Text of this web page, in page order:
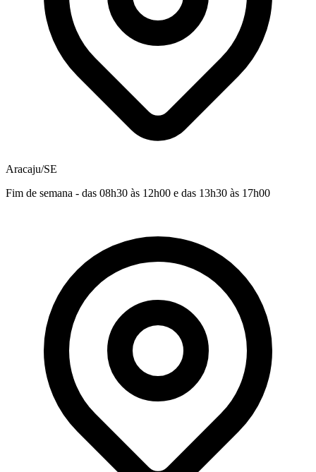
Aracaju/SE
Fim de semana - das 08h30 às 12h00 e das 13h30 às 17h00